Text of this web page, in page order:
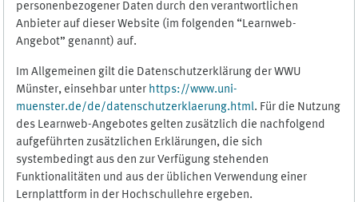
personenbezogener Daten durch den verantwortlichen
Anbieter auf dieser Website (im folgenden “Learnweb-
Angebot” genannt) auf.
Im Allgemeinen gilt die Datenschutzerklärung der WWU
Münster, einsehbar unter https://www.uni-
muenster.de/de/datenschutzerklaerung.html. Für die Nutzung
des Learnweb-Angebotes gelten zusätzlich die nachfolgend
aufgeführten zusätzlichen Erklärungen, die sich
systembedingt aus den zur Verfügung stehenden
Funktionalitäten und aus der üblichen Verwendung einer
Lernplattform in der Hochschullehre ergeben.